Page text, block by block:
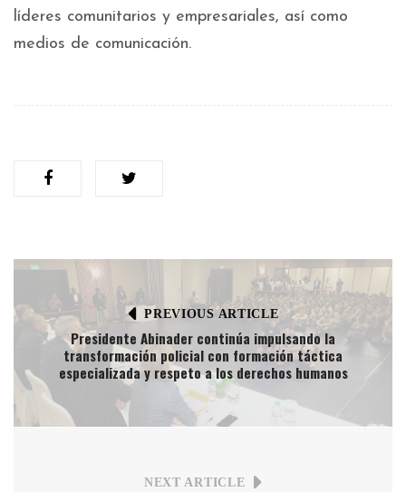
líderes comunitarios y empresariales, así como
medios de comunicación.
PREVIOUS ARTICLE
Presidente Abinader continúa impulsando la
transformación policial con formación táctica
especializada y respeto a los derechos humanos
NEXT ARTICLE